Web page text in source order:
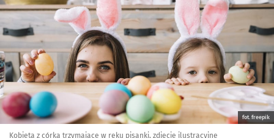
fot. freepik
Kobieta z córką trzymające w ręku pisanki, zdjęcie ilustracyjne